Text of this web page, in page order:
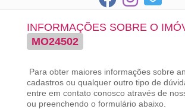
INFORMAÇÕES SOBRE O
MO24502
Para obter maiores informações sobre
cadastros ou qualquer outro tipo de
entre em contato conosco através de
ou preenchendo o formulário abaixo.